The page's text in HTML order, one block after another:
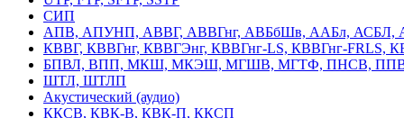
СИП
АПВ, АПУНП, АВВГ, АВВГнг, АВБбШв, ААБл, АСБЛ,
КВВГ, КВВГнг, КВВГЭнг, КВВГнг-LS, КВВГнг-FRLS,
БПВЛ, ВПП, МКШ, МКЭШ, МГШВ, МГТФ, ПНСВ,
ШТЛ, ШТЛП
Акустический (аудио)
ККСВ, КВК-В, КВК-П, ККСП